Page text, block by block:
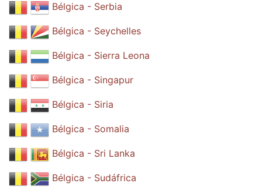
Bélgica - Serbia
Bélgica - Seychelles
Bélgica - Sierra Leona
Bélgica - Singapur
Bélgica - Siria
Bélgica - Somalia
Bélgica - Sri Lanka
Bélgica - Sudáfrica